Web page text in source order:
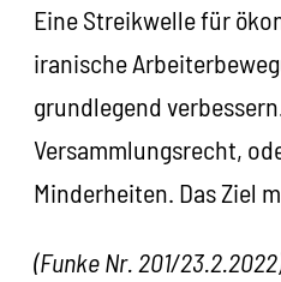
Eine Streikwelle für
iranische
grundlegend
Versammlungsrecht,
Minderheiten. Das Ziel
(Funke Nr. 201/